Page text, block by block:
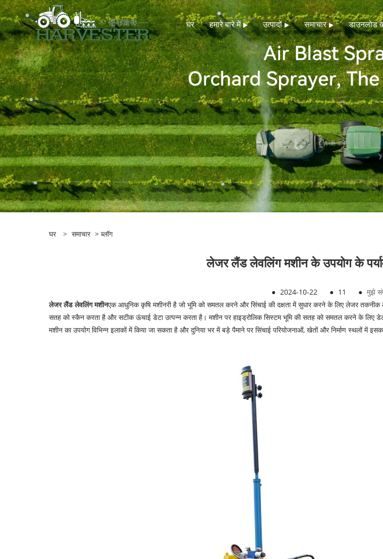
घर हमारे बारे में उत्पादों समाचार डाउनलोड
घर > समाचार > ब्लॉग
लेजर लैंड लेवलिंग मशीन के उपयोग के
● 2024-10-22 ● 11 ● मुझे
लेजर लैंड लेवलिंग मशीनएक आधुनिक कृषि मशीनरी है जो भूमि को समतल करने और सिंचाई की दक्षता में सुधार करने के लिए लेजर तकनीक
सतह को स्कैन करता है और सटीक ऊंचाई डेटा उत्पन्न करता है। मशीन पर हाइड्रोलिक सिस्टम भूमि की सतह को समतल करने के
मशीन का उपयोग विभिन्न इलाकों में किया जा सकता है और दुनिया भर में बड़े पैमाने पर सिंचाई परियोजनाओं, खेतों और निर्माण स्थलों में